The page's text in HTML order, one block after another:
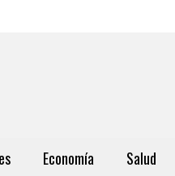
Economía Salud